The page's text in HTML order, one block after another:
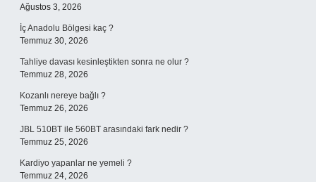
Ağustos 3, 2026
İç Anadolu Bölgesi kaç ?
Temmuz 30, 2026
Tahliye davası kesinleştikten sonra ne olur ?
Temmuz 28, 2026
Kozanlı nereye bağlı ?
Temmuz 26, 2026
JBL 510BT ile 560BT arasındaki fark nedir ?
Temmuz 25, 2026
Kardiyo yapanlar ne yemeli ?
Temmuz 24, 2026